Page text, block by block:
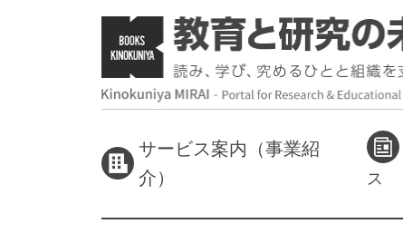
サービス案内（事業紹
介）
ス